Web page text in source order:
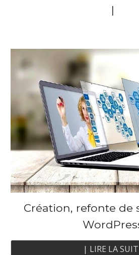
|
Création, refonte de
| LIRE LA